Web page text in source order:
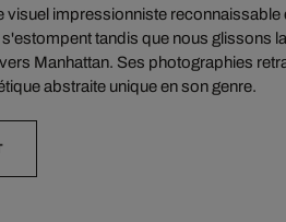
visuel impressionniste reconnaissable
tandis que nous glissons
Manhattan. Ses photographies
abstraite unique en son genre.